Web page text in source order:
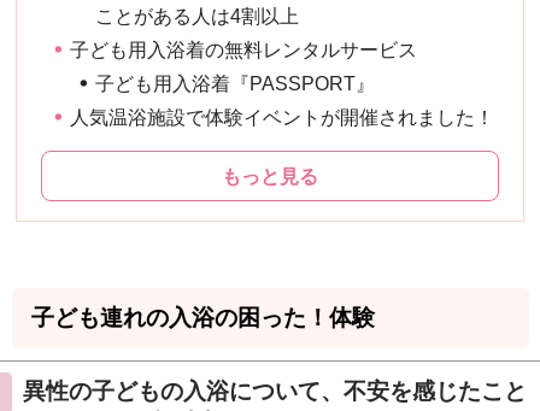
ことがある人は4割以上
子ども用入浴着の無料レンタルサービス
子ども用入浴着『PASSPORT』
人気温浴施設で体験イベントが開催されました！
もっと見る
子ども連れの入浴の困った！体験
異性の子どもの入浴について、不安を感じたこと